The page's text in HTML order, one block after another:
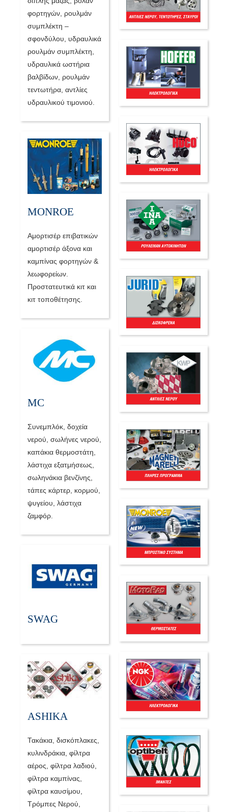
φορτηγών, ρουλμάν
συμπλέκτη –
σφονδύλου, υδραυλικά
ρουλμάν συμπλέκτη,
υδραυλικά ωστήρια
βαλβίδων, ρουλμάν
τεντωτήρα, αντλίες
υδραυλικού τιμονιού.
MONROE
Αμορτισέρ επιβατικών
αμορτισέρ άξονα και
καμπίνας φορτηγών &
λεωφορείων.
Προστατευτικά κιτ και
κιτ τοποθέτησης.
MC
Συνεμπλόκ, δοχεία
νερού, σωλήνες νερού,
καπάκια θερμοστάτη,
λάστιχα εξατμήσεως,
σωληνάκια βενζίνης,
τάπες κάρτερ, κορμού,
ψυγείου, λάστιχα
ζαμφόρ.
SWAG
ASHIKA
Τακάκια, δισκόπλακες,
κυλινδράκια, φίλτρα
αέρος, φίλτρα λαδιού,
φίλτρα καμπίνας,
φίλτρα καυσίμου,
Τρόμπες Νερού,